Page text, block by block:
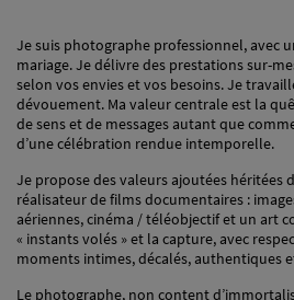
Je suis photographe professionnel, avec
mariage. Je délivre des prestations sur-
selon vos envies et vos besoins. Je
dévouement. Ma valeur centrale est la
de sens et de messages autant que
d’une célébration rendue intemporelle.
Je propose des valeurs ajoutées héritées
réalisateur de films documentaires :
aériennes, cinéma / téléobjectif et un art
« instants volés » et la capture, avec
moments intimes, décalés, authentiques
Le photographe, non content